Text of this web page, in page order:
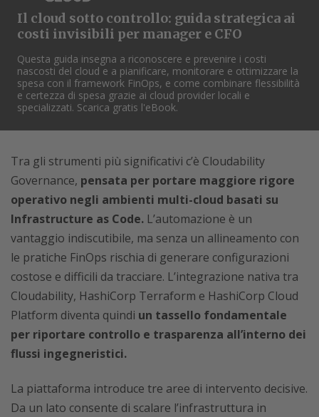
Il cloud sotto controllo: guida strategica ai
costi invisibili per manager e CFO
Questa guida insegna a riconoscere e prevenire i costi
nascosti del cloud e a pianificare, monitorare e ottimizzare la
spesa con il framework FinOps, e come combinare flessibilità
e certezza di spesa grazie ai cloud provider locali e
specializzati. Scarica gratis l'eBook.
Tra gli strumenti più significativi c’è Cloudability
Governance, pensata per portare maggiore rigore
operativo negli ambienti multi-cloud basati su
Infrastructure as Code. L’automazione è un
vantaggio indiscutibile, ma senza un allineamento con
le pratiche FinOps rischia di generare configurazioni
costose e difficili da tracciare. L’integrazione nativa tra
Cloudability, HashiCorp Terraform e HashiCorp Cloud
Platform diventa quindi un tassello fondamentale
per riportare controllo e trasparenza all’interno dei
flussi ingegneristici.
La piattaforma introduce tre aree di intervento decisive.
Da un lato consente di scalare l’infrastruttura in